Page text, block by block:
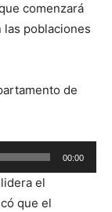
comenzará
las poblaciones
de
00:00
el
que el